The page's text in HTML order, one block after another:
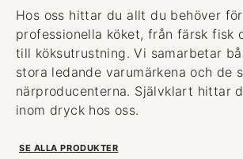
Hos oss hittar du allt du behöver
professionella köket, från färsk fisk
till köksutrustning. Vi samarbetar
stora ledande varumärkena och de
närproducenterna. Självklart hittar
inom dryck hos oss.
SE ALLA PRODUKTER